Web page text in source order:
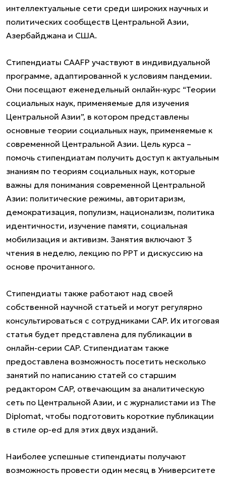
интеллектуальные сети среди широких научных и
политических сообществ Центральной Азии,
Азербайджана и США.
Стипендиаты CAAFP участвуют в индивидуальной
программе, адаптированной к условиям пандемии.
Они посещают еженедельный онлайн-курс “Теории
социальных наук, применяемые для изучения
Центральной Азии”, в котором представлены
основные теории социальных наук, применяемые к
современной Центральной Азии. Цель курса –
помочь стипендиатам получить доступ к актуальным
знаниям по теориям социальных наук, которые
важны для понимания современной Центральной
Азии: политические режимы, авторитаризм,
демократизация, популизм, национализм, политика
идентичности, изучение памяти, социальная
мобилизация и активизм. Занятия включают 3
чтения в неделю, лекцию по PPT и дискуссию на
основе прочитанного.
Стипендиаты также работают над своей
собственной научной статьей и могут регулярно
консультироваться с сотрудниками CAP. Их итоговая
статья будет представлена для публикации в
онлайн-серии CAP. Стипендиатам также
предоставлена возможность посетить несколько
занятий по написанию статей со старшим
редактором CAP, отвечающим за аналитическую
сеть по Центральной Азии, и с журналистами из The
Diplomat, чтобы подготовить короткие публикации
в стиле op-ed для этих двух изданий.
Наиболее успешные стипендиаты получают
возможность провести один месяц в Университете